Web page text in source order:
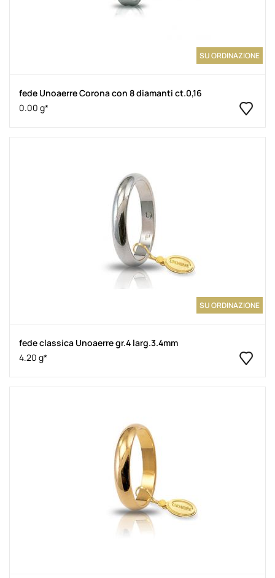
SU ORDINAZIONE
fede Unoaerre Corona con 8 diamanti ct.0,16
0.00 g*
SU ORDINAZIONE
fede classica Unoaerre gr.4 larg.3.4mm
4.20 g*